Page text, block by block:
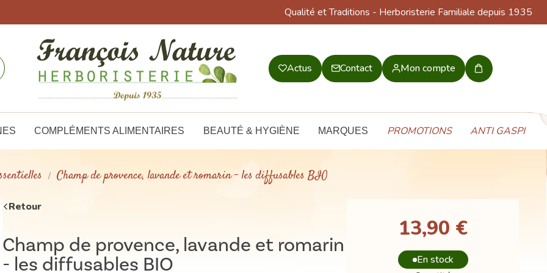
Qualité et Traditions - Herboristerie Familiale depuis 1935
Actus Contact Mon compte
Mon
COMPLÉMENTS ALIMENTAIRES BEAUTÉ & HYGIÈNE MARQUES PROMOTIONS ANTI GASPI
Champ de provence, lavande et romarin - les diffusables BIO
Retour
Champ de provence, lavande et romarin
- les diffusables BIO
13,90 €
En stock